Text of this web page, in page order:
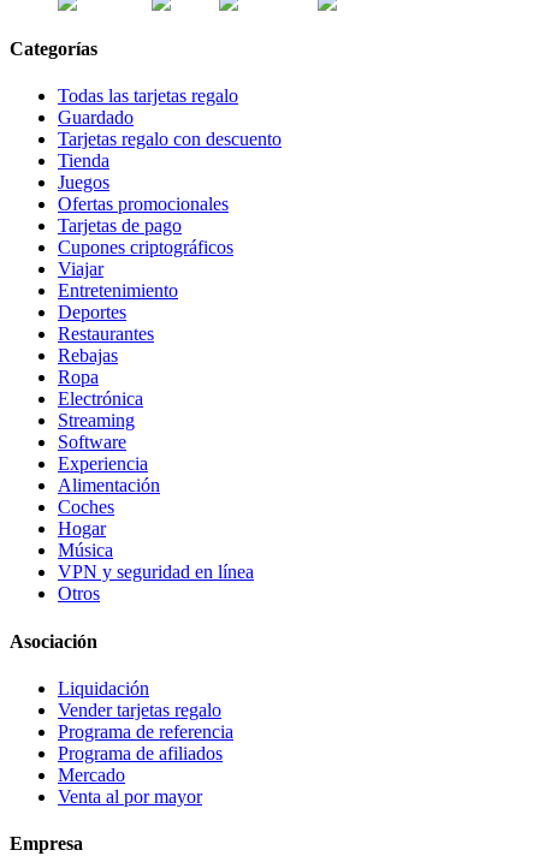
Categorías
Todas las tarjetas regalo
Guardado
Tarjetas regalo con descuento
Tienda
Juegos
Ofertas promocionales
Tarjetas de pago
Cupones criptográficos
Viajar
Entretenimiento
Deportes
Restaurantes
Rebajas
Ropa
Electrónica
Streaming
Software
Experiencia
Alimentación
Coches
Hogar
Música
VPN y seguridad en línea
Otros
Asociación
Liquidación
Vender tarjetas regalo
Programa de referencia
Programa de afiliados
Mercado
Venta al por mayor
Empresa